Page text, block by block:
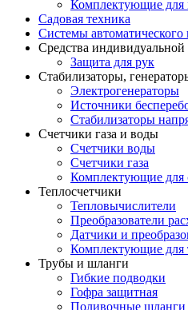
Комплектующие для
Садовая техника
Системы автоматического
Средства
Защита для рук
Стабилизаторы,
Электрогенераторы
Источники
Стабилизаторы
Счетчики газа и воды
Счетчики воды
Счетчики газа
Комплектующие для
Теплосчетчики
Тепловычислители
Преобразователи
Датчики и
Комплектующие для
Трубы и шланги
Гибкие подводки
Гофра защитная
Поливочные шланги